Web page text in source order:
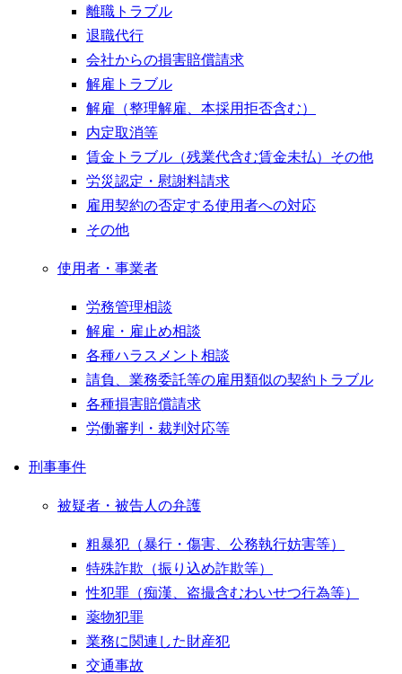
離職トラブル
退職代行
会社からの損害賠償請求
解雇トラブル
解雇（整理解雇、本採用拒否含む）
内定取消等
賃金トラブル（残業代含む賃金未払）その他
労災認定・慰謝料請求
雇用契約の否定する使用者への対応
その他
使用者・事業者
労務管理相談
解雇・雇止め相談
各種ハラスメント相談
請負、業務委託等の雇用類似の契約トラブル
各種損害賠償請求
労働審判・裁判対応等
刑事事件
被疑者・被告人の弁護
粗暴犯（暴行・傷害、公務執行妨害等）
特殊詐欺（振り込め詐欺等）
性犯罪（痴漢、盗撮含むわいせつ行為等）
薬物犯罪
業務に関連した財産犯
交通事故